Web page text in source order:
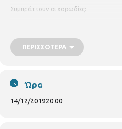
Συμπράττουν οι χορωδίες:
Αριστοξένειου Ωδείου Χαλάστρας
Συλλόγου Φίλων Χορωδιακής Μουσικής
Σολίστ : Βάσω Βαϊούλη
Διευθύνει ο Κλεάνθης Ζαρίμπας
ΠΕΡΙΣΣΌΤΕΡΑ
Ώρα
14/12/201920:00